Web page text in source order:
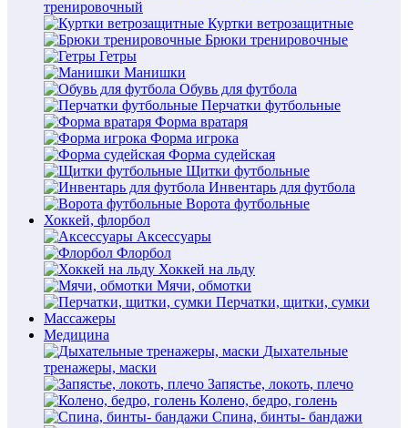
тренировочный
Куртки ветрозащитные
Брюки тренировочные
Гетры
Манишки
Обувь для футбола
Перчатки футбольные
Форма вратаря
Форма игрока
Форма судейская
Щитки футбольные
Инвентарь для футбола
Ворота футбольные
Хоккей, флорбол
Аксессуары
Флорбол
Хоккей на льду
Мячи, обмотки
Перчатки, щитки, сумки
Массажеры
Медицина
Дыхательные
тренажеры, маски
Запястье, локоть, плечо
Колено, бедро, голень
Спина, бинты- бандажи